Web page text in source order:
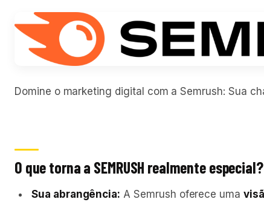
Domine o marketing digital com a Semrush: Sua
O que torna a SEMRUSH realmente especial?
Sua abrangência: A Semrush oferece uma